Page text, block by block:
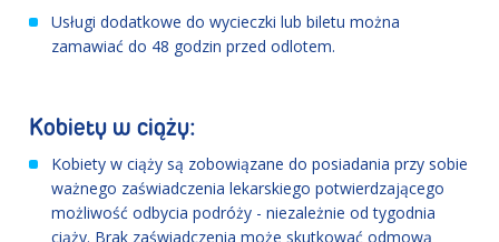
Usługi dodatkowe do wycieczki lub biletu można
zamawiać do 48 godzin przed odlotem.
Kobiety w ciąży:
Kobiety w ciąży są zobowiązane do posiadania przy sobie
ważnego zaświadczenia lekarskiego potwierdzającego
możliwość odbycia podróży - niezależnie od tygodnia
ciąży. Brak zaświadczenia może skutkować odmową